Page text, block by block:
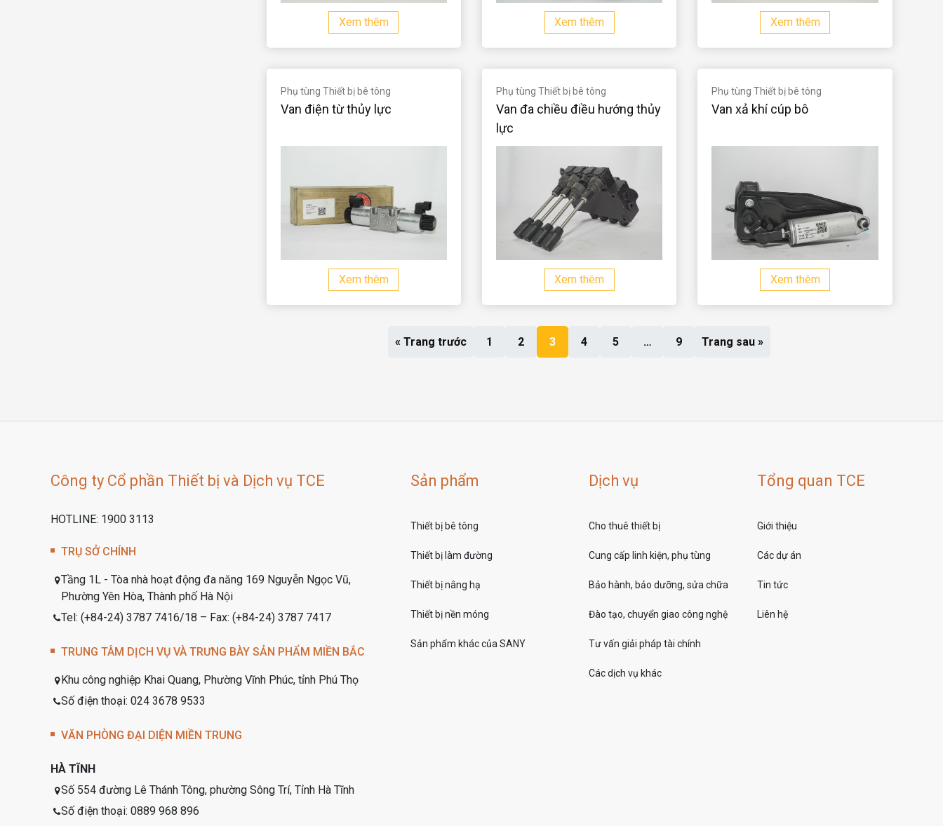
Xem thêm Xem thêm Xem thêm
Phụ tùng Thiết bị bê tông
Van điện từ thủy lực
Xem thêm
Phụ tùng Thiết bị bê tông
Van đa chiều điều hướng thủy
lực
Xem thêm
Phụ tùng Thiết bị bê tông
Van xả khí cúp bô
Xem thêm
« Trang trước 1 2 3 4 5 … 9 Trang sau »
Công ty Cổ phần Thiết bị và Dịch vụ TCE
HOTLINE: 1900 3113
TRỤ SỞ CHÍNH
Tầng 1L - Tòa nhà hoạt động đa năng 169 Nguyễn Ngọc Vũ,
Phường Yên Hòa, Thành phố Hà Nội
Tel: (+84-24) 3787 7416/18 – Fax: (+84-24) 3787 7417
TRUNG TÂM DỊCH VỤ VÀ TRƯNG BÀY SẢN PHẨM MIỀN BẮC
Khu công nghiệp Khai Quang, Phường Vĩnh Phúc, tỉnh Phú Thọ
Số điện thoại: 024 3678 9533
VĂN PHÒNG ĐẠI DIỆN MIỀN TRUNG
HÀ TĨNH
Số 554 đường Lê Thánh Tông, phường Sông Trí, Tỉnh Hà Tĩnh
Số điện thoại: 0889 968 896
Sản phẩm
Thiết bị bê tông
Thiết bị làm đường
Thiết bị nâng hạ
Thiết bị nền móng
Sản phẩm khác của SANY
Dịch vụ
Cho thuê thiết bị
Cung cấp linh kiện, phụ tùng
Bảo hành, bảo dưỡng, sửa chữa
Đào tạo, chuyển giao công nghệ
Tư vấn giải pháp tài chính
Các dịch vụ khác
Tổng quan TCE
Giới thiệu
Các dự án
Tin tức
Liên hệ